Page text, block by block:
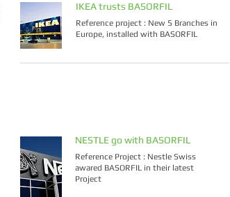
IKEA trusts BASORFIL
Reference project : New 5 Branches in
Europe, installed with BASORFIL
NESTLE go with BASORFIL
Reference Project : Nestle Swiss
awared BASORFIL in their latest
Project